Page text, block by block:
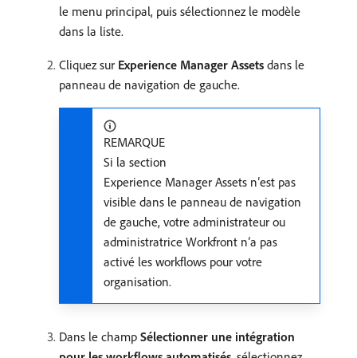
le menu principal, puis sélectionnez le modèle
dans la liste.
Cliquez sur Experience Manager Assets dans le
panneau de navigation de gauche.
REMARQUE
Si la section
Experience Manager Assets n’est pas
visible dans le panneau de navigation
de gauche, votre administrateur ou
administratrice Workfront n’a pas
activé les workflows pour votre
organisation.
Dans le champ Sélectionner une intégration